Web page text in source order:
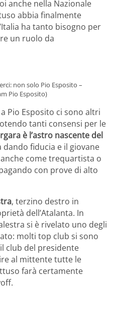
anche nella Nazionale
abbia finalmente
ha tanto bisogno per
un ruolo da
non solo Pio Esposito –
Pio Esposito)
Pio Esposito ci sono altri
tanti consensi per le
è l’astro nascente del
dando fiducia e il giovane
come trequartista o
con prove di alto
, terzino destro in
dell’Atalanta. In
si è rivelato uno degli
molti top club si sono
club del presidente
al mittente tutte le
farà certamente